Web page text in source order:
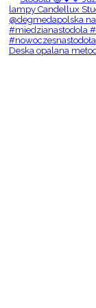
Deska opalana